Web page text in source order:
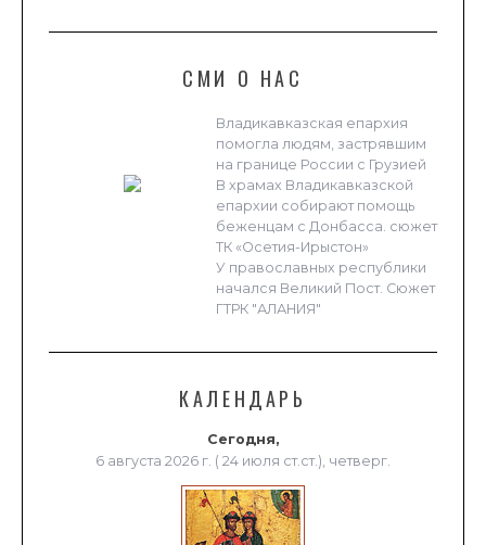
СМИ О НАС
Владикавказская епархия
помогла людям, застрявшим
на границе России с Грузией
В храмах Владикавказской
епархии собирают помощь
беженцам с Донбасса. сюжет
ТК «Осетия-Ирыстон»
У православных республики
начался Великий Пост. Сюжет
ГТРК "АЛАНИЯ"
КАЛЕНДАРЬ
Сегодня,
6 августа 2026 г. ( 24 июля ст.ст.), четверг.